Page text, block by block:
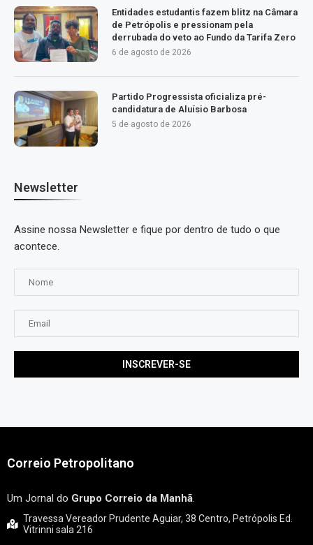
Entidades estudantis fazem blitz na Câmara
de Petrópolis e pressionam pela
derrubada do veto ao Fundo da Tarifa Zero
6 de agosto de 2026
Partido Progressista oficializa pré-
candidatura de Aluísio Barbosa
5 de agosto de 2026
Newsletter
Assine nossa Newsletter e fique por dentro de tudo o que
acontece.
Correio Petropolitano
Um Jornal do Grupo Correio da Manhã.
Travessa Vereador Prudente Aguiar, 38 Centro, Petrópolis Ed.
Vitrinni sala 216